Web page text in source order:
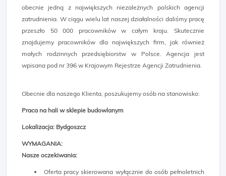
obecnie jedną z największych niezależnych polskich agencji
zatrudnienia. W ciągu wielu lat naszej działalności daliśmy pracę
przeszło 50 000 pracowników w całym kraju. Skutecznie
znajdujemy pracowników dla największych firm, jak również
małych rodzinnych przedsiębiorstw w Polsce. Agencja jest
wpisana pod nr 396 w Krajowym Rejestrze Agencji Zatrudnienia.
Obecnie dla naszego Klienta, poszukujemy osób na stanowisko:
Praca na hali w sklepie budowlanym
Lokalizacja: Bydgoszcz
WYMAGANIA:
Nasze oczekiwania:
Oferta pracy skierowana wyłącznie do osób pełnoletnich